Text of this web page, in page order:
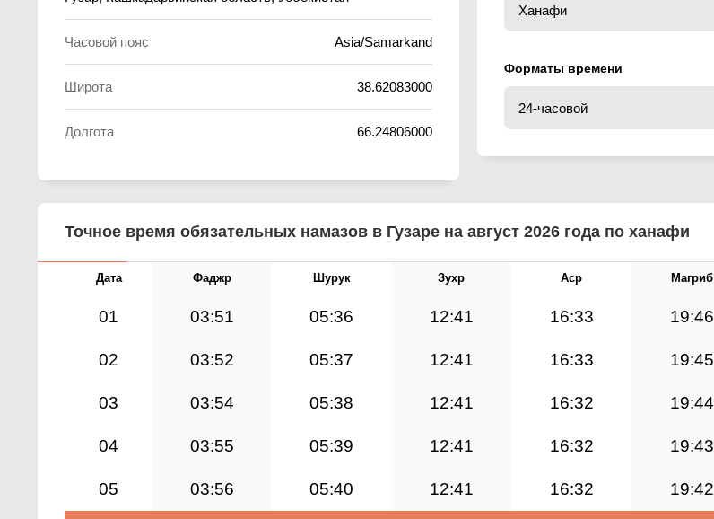
Часовой пояс Asia/Samarkand
Широта 38.62083000
Долгота 66.24806000
Форматы времени
Точное время обязательных намазов в Гузаре на август 2026 года по ханафи
Дата Фаджр Шурук Зухр Аср Магриб
01 03:51 05:36 12:41 16:33 19:46
02 03:52 05:37 12:41 16:33 19:45
03 03:54 05:38 12:41 16:32 19:44
04 03:55 05:39 12:41 16:32 19:43
05 03:56 05:40 12:41 16:32 19:42